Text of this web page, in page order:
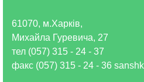
61070, м.Харків,
Михайла Гуревича, 27
тел (057) 315 - 24 - 37
факс (057) 315 - 24 - 36